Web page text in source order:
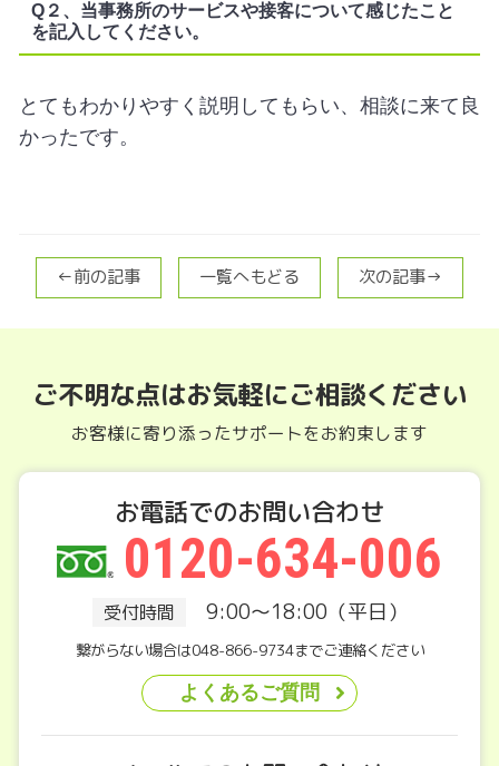
Q２、当事務所のサービスや接客について感じたこと
を記入してください。
とてもわかりやすく説明してもらい、相談に来て良
かったです。
←前の記事 一覧へもどる 次の記事→
ご不明な点はお気軽にご相談ください
お客様に寄り添ったサポートをお約束します
お電話でのお問い合わせ
0120-634-006
受付時間 9:00～18:00（平日）
繋がらない場合は048-866-9734までご連絡ください
よくあるご質問